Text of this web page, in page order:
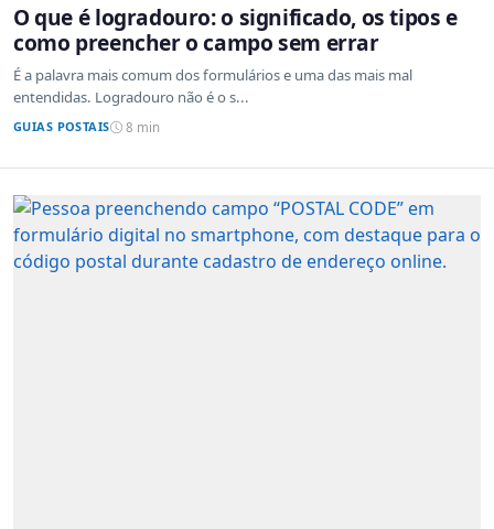
O que é logradouro: o significado, os tipos e
como preencher o campo sem errar
É a palavra mais comum dos formulários e uma das mais mal
entendidas. Logradouro não é o s...
GUIAS POSTAIS 8 min